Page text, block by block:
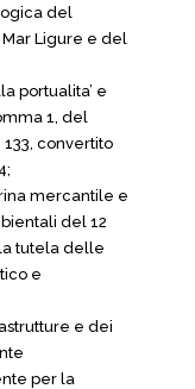
del
Ligure e del
portualita’ e
1, del
convertito
mercantile e
del 12
tutela delle
e
e dei
per la